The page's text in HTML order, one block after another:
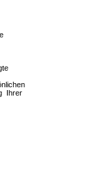
Ihrer